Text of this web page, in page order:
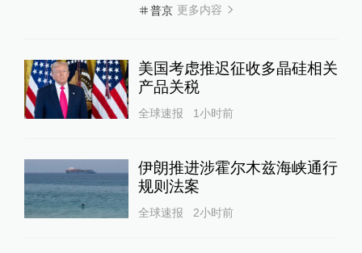
普京 更多内容
美国考虑推迟征收多晶硅相关
产品关税
全球速报 1小时前
伊朗推进涉霍尔木兹海峡通行
规则法案
全球速报 2小时前